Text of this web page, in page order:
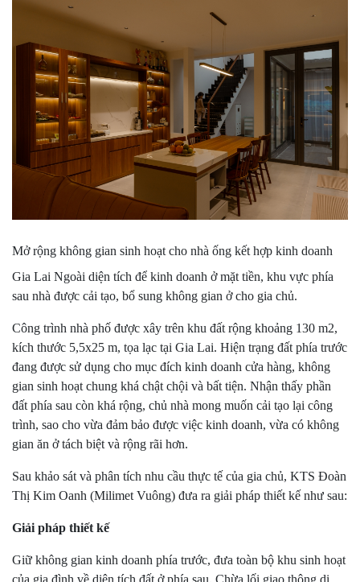
Mở rộng không gian sinh hoạt cho nhà ống kết hợp kinh doanh
Gia Lai Ngoài diện tích để kinh doanh ở mặt tiền, khu vực phía
sau nhà được cải tạo, bổ sung không gian ở cho gia chủ.
Công trình nhà phố được xây trên khu đất rộng khoảng 130 m2,
kích thước 5,5x25 m, tọa lạc tại Gia Lai. Hiện trạng đất phía trước
đang được sử dụng cho mục đích kinh doanh cửa hàng, không
gian sinh hoạt chung khá chật chội và bất tiện. Nhận thấy phần
đất phía sau còn khá rộng, chủ nhà mong muốn cải tạo lại công
trình, sao cho vừa đảm bảo được việc kinh doanh, vừa có không
gian ăn ở tách biệt và rộng rãi hơn.
Sau khảo sát và phân tích nhu cầu thực tế của gia chủ, KTS Đoàn
Thị Kim Oanh (Milimet Vuông) đưa ra giải pháp thiết kế như sau:
Giải pháp thiết kế
Giữ không gian kinh doanh phía trước, đưa toàn bộ khu sinh hoạt